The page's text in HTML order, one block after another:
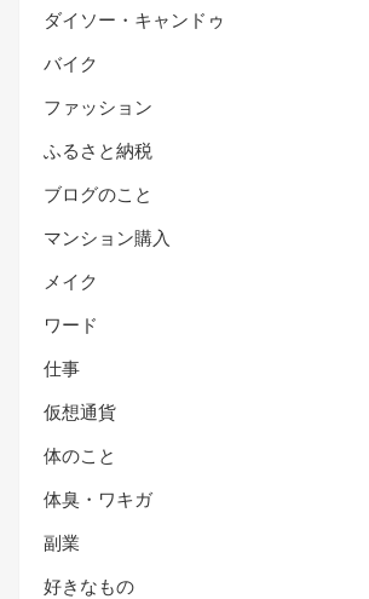
ダイソー・キャンドゥ
バイク
ファッション
ふるさと納税
ブログのこと
マンション購入
メイク
ワード
仕事
仮想通貨
体のこと
体臭・ワキガ
副業
好きなもの